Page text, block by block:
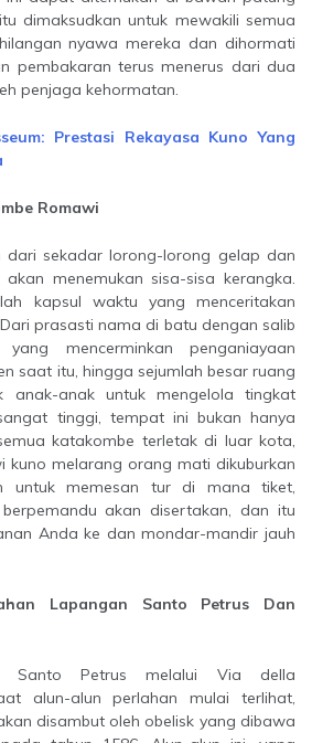
dimaksudkan untuk mewakili semua
nyawa mereka dan dihormati
pembakaran terus menerus dari dua
penjaga kehormatan.
Prestasi Rekayasa Kuno Yang
Romawi
menemukan sisa-sisa kerangka.
kapsul waktu yang menceritakan
prasasti nama di batu dengan salib
mencerminkan penganiayaan
saat itu, hingga sejumlah besar ruang
anak-anak untuk mengelola tingkat
tinggi, tempat ini bukan hanya
katakombe terletak di luar kota,
kuno melarang orang mati dikuburkan
untuk memesan tur di mana tiket,
akan disertakan, dan itu
Anda ke dan mondar-mandir jauh
alun-alun perlahan mulai terlihat,
disambut oleh obelisk yang dibawa